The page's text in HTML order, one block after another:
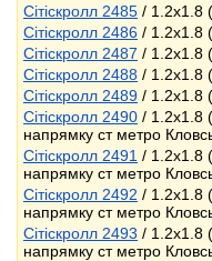
Сітіскролл 2485 / 1.2x1.8
Сітіскролл 2486 / 1.2x1.8
Сітіскролл 2487 / 1.2x1.8
Сітіскролл 2488 / 1.2x1.8
Сітіскролл 2489 / 1.2x1.8
Сітіскролл 2490 / 1.2x1.8
напрямку ст метро
Сітіскролл 2491 / 1.2x1.8
напрямку ст метро
Сітіскролл 2492 / 1.2x1.8
напрямку ст метро
Сітіскролл 2493 / 1.2x1.8
напрямку ст метро